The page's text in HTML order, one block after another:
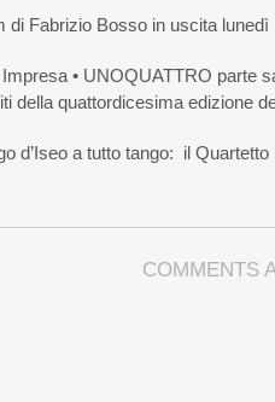
di Fabrizio Bosso in uscita
• UNOQUATTRO parte
della quattordicesima edizione
d’Iseo a tutto tango: il
COMMENTS